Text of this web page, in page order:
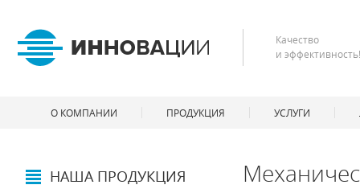
НАША ПРОДУКЦИЯ
Качество
и эффективность!
О КОМПАНИИ ПРОДУКЦИЯ УСЛУГИ